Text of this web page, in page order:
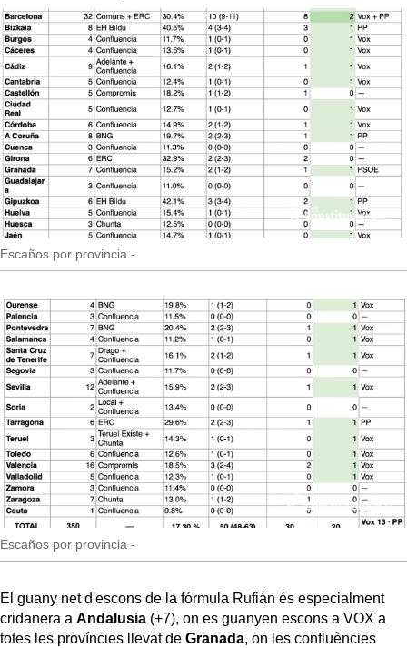
Escaños por provincia -
Escaños por provincia -
El guany net d'escons de la fórmula Rufián és especialment
cridanera a Andalusia (+7), on es guanyen escons a VOX a
totes les províncies llevat de Granada, on les confluències